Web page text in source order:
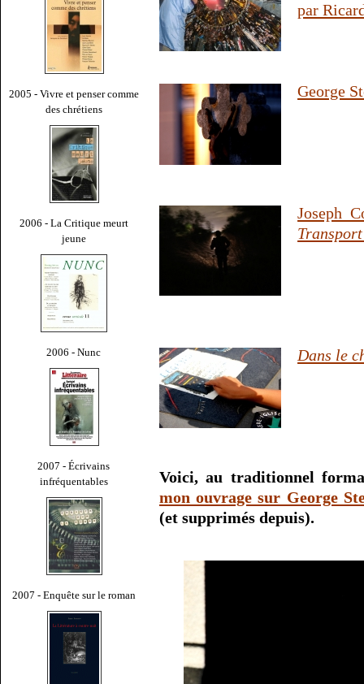
2005 - Vivre et penser comme
des chrétiens
2006 - La Critique meurt
jeune
2006 - Nunc
2007 - Écrivains
infréquentables
2007 - Enquête sur le roman
par
George
Joseph
Dans le
Voici, au traditionnel
mon ouvrage sur George
(et supprimés depuis).